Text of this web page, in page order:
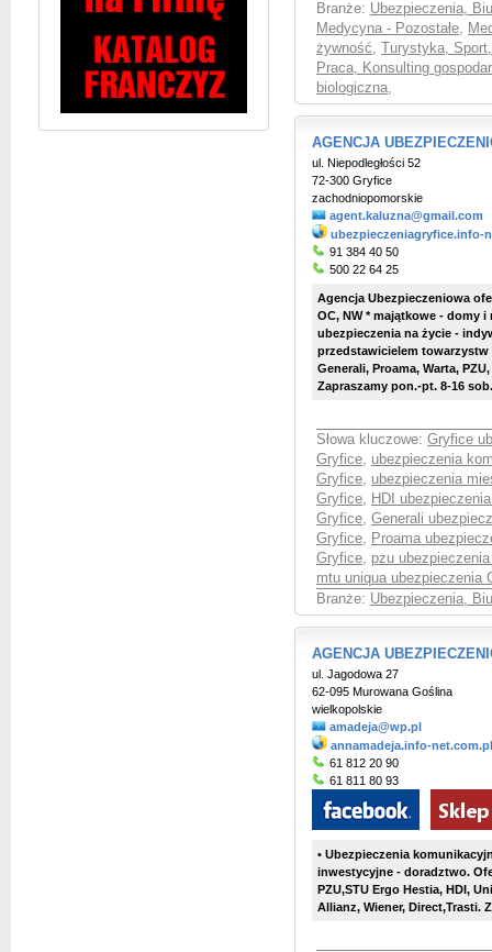
Branże: Ubezpieczenia,
Medycyna - Pozostałe,
żywność,
Turystyka,
Praca, Konsulting
biologiczna,
AGENCJA
ul. Niepodległości 52
72-300 Gryfice
zachodniopomorskie
agent.kaluzna@gmail.com
ubezpieczeniagryfice.info-
91 384 40 50
500 22 64 25
Agencja Ubezpieczeniowa
OC, NW * majątkowe - domy
ubezpieczenia na życie -
przedstawicielem
Generali, Proama, Warta,
Zapraszamy pon.-pt. 8-16
Słowa kluczowe: Gryfice
Gryfice, ubezpieczenia
Gryfice, ubezpieczenia
Gryfice, HDI
Gryfice, Generali
Gryfice, Proama
Gryfice, pzu
mtu uniqua ubezpieczenia
Branże: Ubezpieczenia,
AGENCJA
ul. Jagodowa 27
62-095 Murowana Goślina
wielkopolskie
amadeja@wp.pl
annamadeja.info-net.com.pl
61 812 20 90
61 811 80 93
• Ubezpieczenia
inwestycyjne - doradztwo.
PZU,STU Ergo Hestia, HDI,
Allianz, Wiener, Direct,Trasti.